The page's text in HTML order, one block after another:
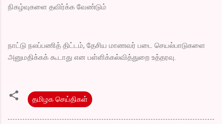
நிகழ்வுகளை தவிர்க்க வேண்டும்
நாட்டு நலப்பணித் திட்டம், தேசிய மாணவர் படை செயல்பாடுகளை
அனுமதிக்கக் கூடாது என பள்ளிக்கல்வித்துறை உத்தரவு.
தமிழக செய்திகள்